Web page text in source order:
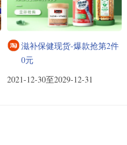
滋补保健现货-爆款抢第2件
0元
2021-12-30至2029-12-31